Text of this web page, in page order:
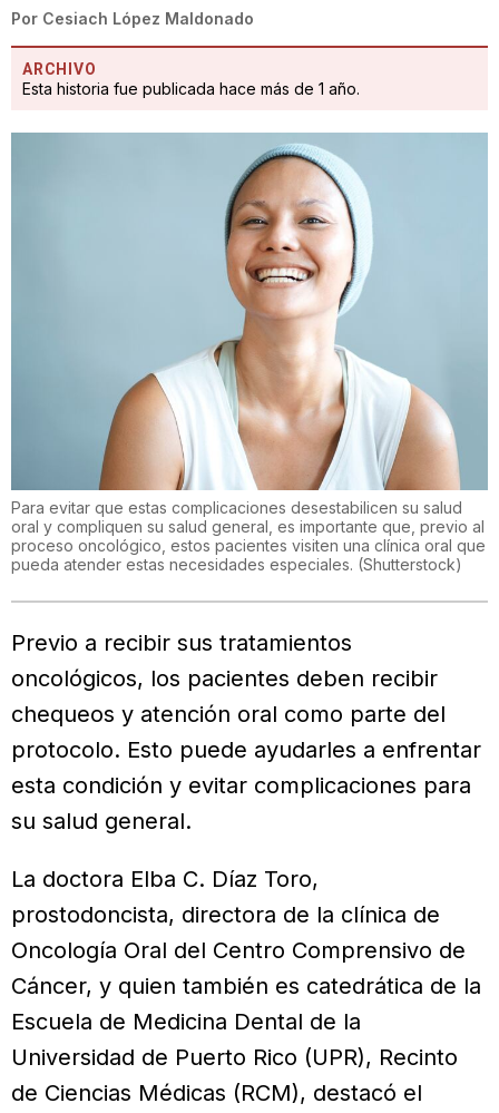
Por Cesiach López Maldonado
ARCHIVO
Esta historia fue publicada hace más de 1 año.
Para evitar que estas complicaciones desestabilicen su salud
oral y compliquen su salud general, es importante que, previo al
proceso oncológico, estos pacientes visiten una clínica oral que
pueda atender estas necesidades especiales. (Shutterstock)
Previo a recibir sus tratamientos
oncológicos, los pacientes deben recibir
chequeos y atención oral como parte del
protocolo. Esto puede ayudarles a enfrentar
esta condición y evitar complicaciones para
su salud general.
La doctora Elba C. Díaz Toro,
prostodoncista, directora de la clínica de
Oncología Oral del Centro Comprensivo de
Cáncer, y quien también es catedrática de la
Escuela de Medicina Dental de la
Universidad de Puerto Rico (UPR), Recinto
de Ciencias Médicas (RCM), destacó el